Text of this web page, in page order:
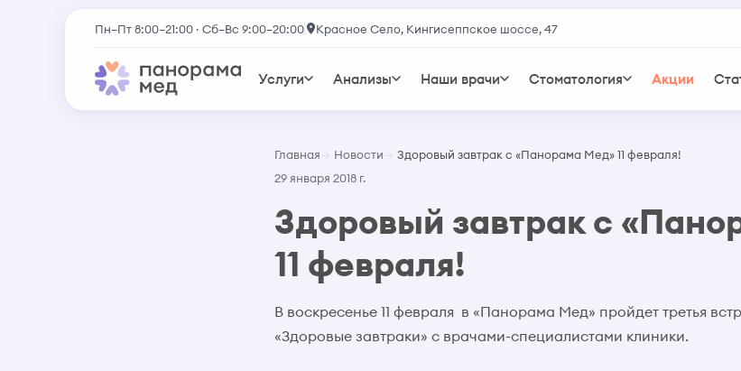
Пн–Пт 8:00–21:00 · Сб–Вс 9:00–20:00 Красное Село, Кингисеппское шоссе, 47
Услуги Анализы Наши врачи Стоматология Акции
Главная Новости
Здоровый завтрак с «Панорама Мед» 11 февраля!
29 января 2018 г.
Здоровый завтрак с
11 февраля!
В воскресенье 11 февраля в «Панорама Мед» пройдет третья
«Здоровые завтраки» с врачами-специалистами клиники.